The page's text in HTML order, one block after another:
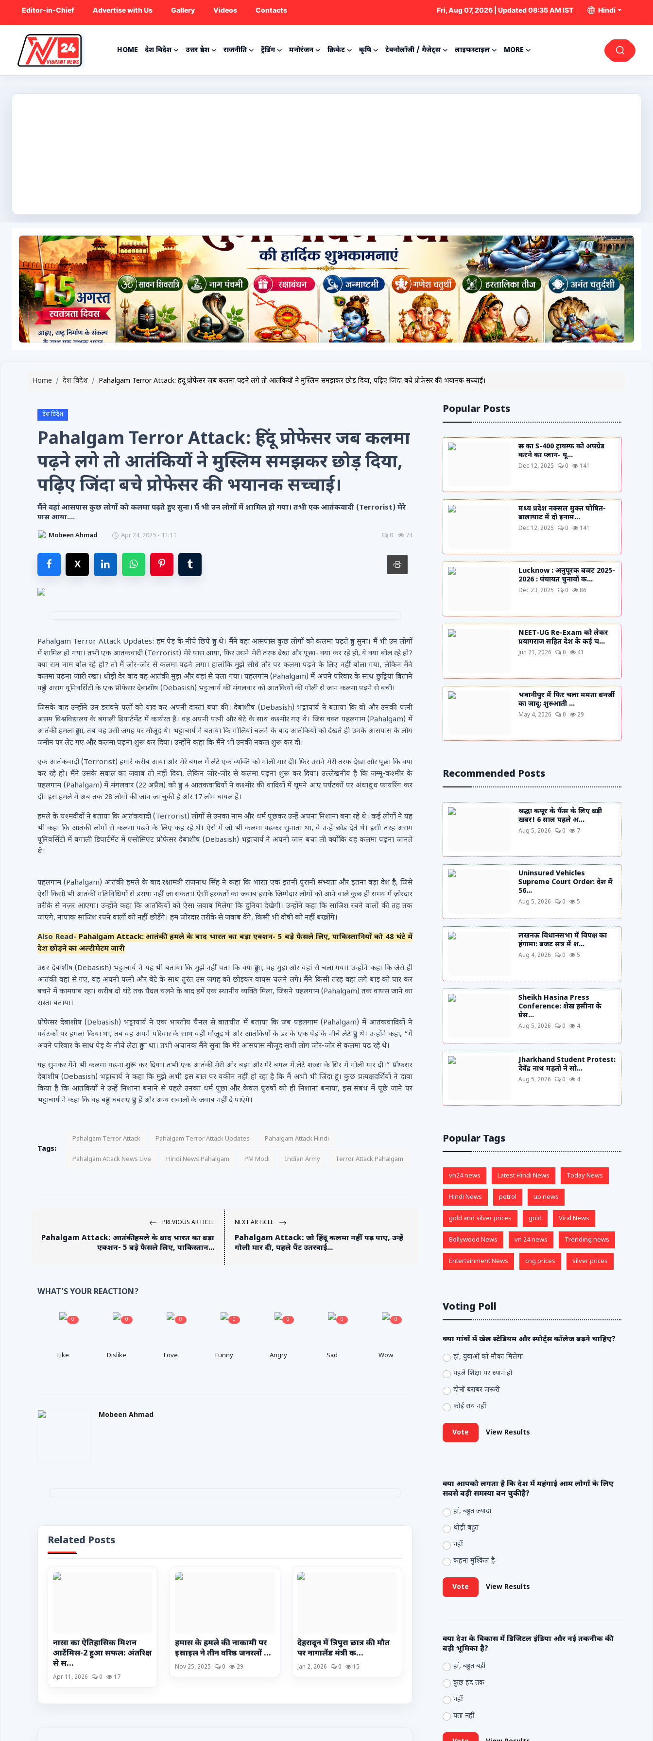
Editor-in-Chief Advertise with Us Gallery Videos Contacts Fri, Aug 07, 2026 | Updated 08:35 AM IST Hindi
HOME देश विदेश उत्तर प्रदेश राजनीति ट्रेंडिंग मनोरंजन क्रिकेट कृषि टेक्नोलॉजी / गैजेट्स लाइफस्टाइल MORE
Home
लाइफस्टाइल
वायरल
स्पेशल
साहित्य
विशेष लेख
Advertise with Us
Contacts
Home देश विदेश Pahalgam Terror Attack: हिंदू प्रोफेसर जब कलमा पढ़ने लगे तो आतंकियों ने मुस्लिम समझकर छोड़ दिया, पढ़िए जिंदा बचे प्रोफेसर की भयानक सच्चाई।
देश विदेश
Pahalgam Terror Attack: हिंदू प्रोफेसर जब कलमा
पढ़ने लगे तो आतंकियों ने मुस्लिम समझकर छोड़ दिया,
पढ़िए जिंदा बचे प्रोफेसर की भयानक सच्चाई।
मैंने वहां आसपास कुछ लोगों को कलमा पढ़ते हुए सुना। मैं भी उन लोगों में शामिल हो गया। तभी एक आतंकवादी (Terrorist) मेरे
पास आया....
Mobeen Ahmad Apr 24, 2025 - 11:11 0 74
Pahalgam Terror Attack Updates: हम पेड़ के नीचे छिपे हुए थे। मैंने वहां आसपास कुछ लोगों को कलमा पढ़ते हुए सुना। मैं भी उन लोगों
में शामिल हो गया। तभी एक आतंकवादी (Terrorist) मेरे पास आया, फिर उसने मेरी तरफ देखा और पूछा- क्या कर रहे हो, ये क्या बोल रहे हो?
क्या राम नाम बोल रहे हो? तो मैं जोर-जोर से कलमा पढ़ने लगा। हालांकि मुझे सीधे तौर पर कलमा पढ़ने के लिए नहीं बोला गया, लेकिन मैंने
कलमा पढ़ना जारी रखा। थोड़ी देर बाद वह आतंकी मुड़ा और वहां से चला गया। पहलगाम (Pahalgam) में अपने परिवार के साथ छुट्टियां बिताने
पहुंचे असम यूनिवर्सिटी के एक प्रोफेसर देबाशीष (Debasish) भट्टाचार्य की मंगलवार को आतंकियों की गोली से जान कलमा पढ़ने से बची।
जिसके बाद उन्होंने उन डरावने पलों को याद कर अपनी दास्तां बयां की। देबाशीष (Debasish) भट्टाचार्य ने बताया कि वो और उनकी पत्नी
असम विश्वविद्यालय के बंगाली डिपार्टमेंट में कार्यरत है। वह अपनी पत्नी और बेटे के साथ कश्मीर गए थे। जिस वक्त पहलगाम (Pahalgam) में
आतंकी हमला हुआ, तब वह उसी जगह पर मौजूद थे। भट्टाचार्य ने बताया कि गोलियां चलने के बाद आतंकियों को देखते ही उनके आसपास के लोग
जमीन पर लेट गए और कलमा पढ़ना शुरू कर दिया। उन्होंने कहा कि मैंने भी उनकी नकल शुरू कर दी।
एक आतंकवादी (Terrorist) हमारे करीब आया और मेरे बगल में लेटे एक व्यक्ति को गोली मार दी। फिर उसने मेरी तरफ देखा और पूछा कि क्या
कर रहे हो। मैंने उसके सवाल का जवाब तो नहीं दिया, लेकिन जोर-जोर से कलमा पढ़ना शुरू कर दिया। उल्लेखनीय है कि जम्मू-कश्मीर के
पहलगाम (Pahalgam) में मंगलवार (22 अप्रैल) को हुए 4 आतंकवादियों ने कश्मीर की वादियों में घूमने आए पर्यटकों पर अंधाधुंध फायरिंग कर
दी। इस हमले में अब तक 28 लोगों की जान जा चुकी है और 17 लोग घायल हैं।
हमले के चश्मदीदों ने बताया कि आतंकवादी (Terrorist) लोगों से उनका नाम और धर्म पूछकर उन्हें अपना निशाना बना रहे थे। कई लोगों ने यह
भी कहा कि आतंकी लोगों से कलमा पढ़ने के लिए कह रहे थे। ऐसे में जो भी कलमा पढ़कर सुनाता था, वे उन्हें छोड़ देते थे। इसी तरह असम
यूनिवर्सिटी में बंगाली डिपार्टमेंट में एसोसिएट प्रोफेसर देबाशीष (Debasish) भट्टाचार्य ने अपनी जान बचा ली क्योंकि वह कलमा पढ़ना जानते
थे।
पहलगाम (Pahalgam) आतंकी हमले के बाद रक्षामंत्री राजनाथ सिंह ने कहा कि भारत एक इतनी पुरानी सभ्यता और इतना बड़ा देश है, जिसे
ऐसी किसी भी आतंकी गतिविधियों से डराया नहीं जा सकता। ऐसी हरकतों का जवाब इसके ज़िम्मेदार लोगों को आने वाले कुछ ही समय में ज़ोरदार
तरीक़े से नज़र आएगा। उन्होंने कहा कि आतंकियों को ऐसा जवाब मिलेगा कि दुनिया देखेगी। उन्होंने कहा कि साजिश रचने वालों की तह तक
जाएंगे, नापाक साजिश रचने वालों को नहीं छोड़ेंगे। हम जोरदार तरीके से जवाब देंगे, किसी भी दोषी को नहीं बख्शेंगे।
Also Read- Pahalgam Attack: आतंकी हमले के बाद भारत का बड़ा एक्शन- 5 बड़े फैसले लिए, पाकिस्तानियों को 48 घंटे में
देश छोड़ने का अल्टीमेटम जारी
उधर देबाशीष (Debasish) भट्टाचार्य ने यह भी बताया कि मुझे नहीं पता कि क्या हुआ, वह मुड़ा और वहां से चला गया। उन्होंने कहा कि जैसे ही
आतंकी वहां से गए, वह अपनी पत्नी और बेटे के साथ तुरंत उस जगह को छोड़कर वापस चलने लगे। मैंने किसी तरह वहां लगे बाड़ को पार कर
बचने में कामयाब रहा। करीब दो घंटे तक पैदल चलने के बाद हमें एक स्थानीय व्यक्ति मिला, जिसने पहलगाम (Pahalgam) तक वापस जाने का
रास्ता बताया।
प्रोफेसर देबाशीष (Debasish) भट्टाचार्य ने एक भारतीय चैनल से बातचीत में बताया कि जब पहलगाम (Pahalgam) में आतंकवादियों ने
पर्यटकों पर हमला किया था, तब वह अपने परिवार के साथ वहीं मौजूद थे और आतंकियों के डर के एक पेड़ के नीचे लेटे हुए थे। उन्होंने कहा, “मैं
अपने परिवार के साथ पेड़ के नीचे लेटा हुआ था। तभी अचानक मैंने सुना कि मेरे आसपास मौजूद सभी लोग जोर-जोर से कलमा पढ़ रहे थे।
यह सुनकर मैंने भी कलमा पढ़ना शुरू कर दिया। तभी एक आतंकी मेरी ओर बढ़ा और मेरे बगल में लेटे शख्स के सिर में गोली मार दी।” प्रोफसर
देबाशीष (Debasish) भट्टाचार्य ने कहा कि मुझे अभी इस बात पर यकीन नहीं हो रहा है कि मैं अभी भी जिंदा हूं। कुछ प्रत्यक्षदर्शियों ने दावा
किया है कि आतंकियों ने उन्हें निशाना बनाने से पहले उनका धर्म पूछा और केवल पुरुषों को ही निशाना बनाया, इस संबंध में पूछे जाने पर
भट्टाचार्य ने कहा कि वह बहुत घबराए हुए हैं और अन्य सवालों के जवाब नहीं दे पाएंगे।
Tags:
Pahalgam Terror Attack Pahalgam Terror Attack Updates Pahalgam Attack Hindi
Pahalgam Attack News Live Hindi News Pahalgam PM Modi Indian Army Terror Attack Pahalgam
PREVIOUS ARTICLE
Pahalgam Attack: आतंकी हमले के बाद भारत का बड़ा
एक्शन- 5 बड़े फैसले लिए, पाकिस्तान...
NEXT ARTICLE
Pahalgam Attack: जो हिंदू कलमा नहीं पढ़ पाए, उन्हें
गोली मार दी, पहले पैंट उतरवाई...
WHAT'S YOUR REACTION?
0
Like
0
Dislike
0
Love
0
Funny
0
Angry
0
Sad
0
Wow
Mobeen Ahmad
Related Posts
नासा का ऐतिहासिक मिशन
आर्टेमिस-2 हुआ सफल: अंतरिक्ष
से स...
Apr 11, 2026 0 17
हमास के हमले की नाकामी पर
इस्राइल ने तीन वरिष्ठ जनरलों ...
Nov 25, 2025 0 29
देहरादून में त्रिपुरा छात्र की मौत
पर नागालैंड मंत्री क...
Jan 2, 2026 0 15
Popular Posts
रूस का S-400 ट्रायम्फ को अपग्रेड
करने का प्लान- यू...
Dec 12, 2025 0 141
मध्य प्रदेश नक्सल मुक्त घोषित-
बालाघाट में दो इनाम...
Dec 12, 2025 0 141
Lucknow : अनुपूरक बजट 2025-
2026 : पंचायत चुनावों क...
Dec 23, 2025 0 86
NEET-UG Re-Exam को लेकर
प्रयागराज सहित देश के कई च...
Jun 21, 2026 0 41
भवानीपुर में फिर चला ममता बनर्जी
का जादू: शुरुआती ...
May 4, 2026 0 29
Recommended Posts
श्रद्धा कपूर के फैंस के लिए बड़ी
खबर! 6 साल पहले अ...
Aug 5, 2026 0 7
Uninsured Vehicles
Supreme Court Order: देश में
56...
Aug 5, 2026 0 5
लखनऊ विधानसभा में विपक्ष का
हंगामा: बजट सत्र में श...
Aug 4, 2026 0 5
Sheikh Hasina Press
Conference: शेख हसीना के
प्रेस...
Aug 5, 2026 0 4
Jharkhand Student Protest:
देवेंद्र नाथ महतो ने सो...
Aug 5, 2026 0 4
Popular Tags
vn24 news Latest Hindi News Today News
Hindi News petrol up news
gold and silver prices gold Viral News
Bollywood News vn 24 news Trending news
Entertainment News cng prices silver prices
Voting Poll
क्या गांवों में खेल स्टेडियम और स्पोर्ट्स कॉलेज बढ़ने चाहिए?
हां, युवाओं को मौका मिलेगा
पहले शिक्षा पर ध्यान हो
दोनों बराबर जरूरी
कोई राय नहीं
Vote View Results
क्या आपको लगता है कि देश में महंगाई आम लोगों के लिए
सबसे बड़ी समस्या बन चुकी है?
हां, बहुत ज्यादा
थोड़ी बहुत
नहीं
कहना मुश्किल है
Vote View Results
क्या देश के विकास में डिजिटल इंडिया और नई तकनीक की
बड़ी भूमिका है?
हां, बहुत बड़ी
कुछ हद तक
नहीं
पता नहीं